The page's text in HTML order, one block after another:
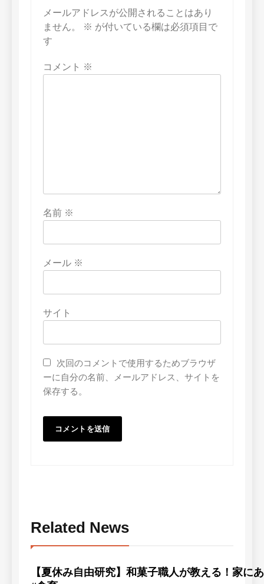
シ
ョ
ン
メールアドレスが公開されることはあり
ません。
※ が付いている欄は必須項目で
す
コメント ※
名前 ※
メール ※
サイト
次回のコメントで使用するためブラウザ
ーに自分の名前、メールアドレス、サイトを
保存する。
Related News
【夏休み自由研究】和菓子職人が教える！家